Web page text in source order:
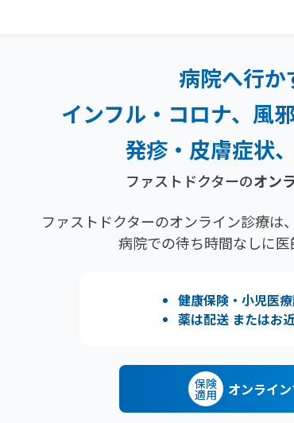
病院へ行か
インフル・コロナ、風邪
発疹・ 皮膚症状
ファストドクターのオン
ファストドクターのオンライン診療は
病院での待ち時間なしに医
健康保険・小児医
薬は配送 またはお
保険
適用 オンライ